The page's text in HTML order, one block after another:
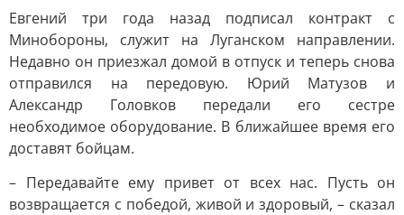
Евгений три года назад подписал контракт с
Минобороны, служит на Луганском направлении.
Недавно он приезжал домой в отпуск и теперь снова
отправился на передовую. Юрий Матузов и
Александр Головков передали его сестре
необходимое оборудование. В ближайшее время его
доставят бойцам.
– Передавайте ему привет от всех нас. Пусть он
возвращается с победой, живой и здоровый, – сказал